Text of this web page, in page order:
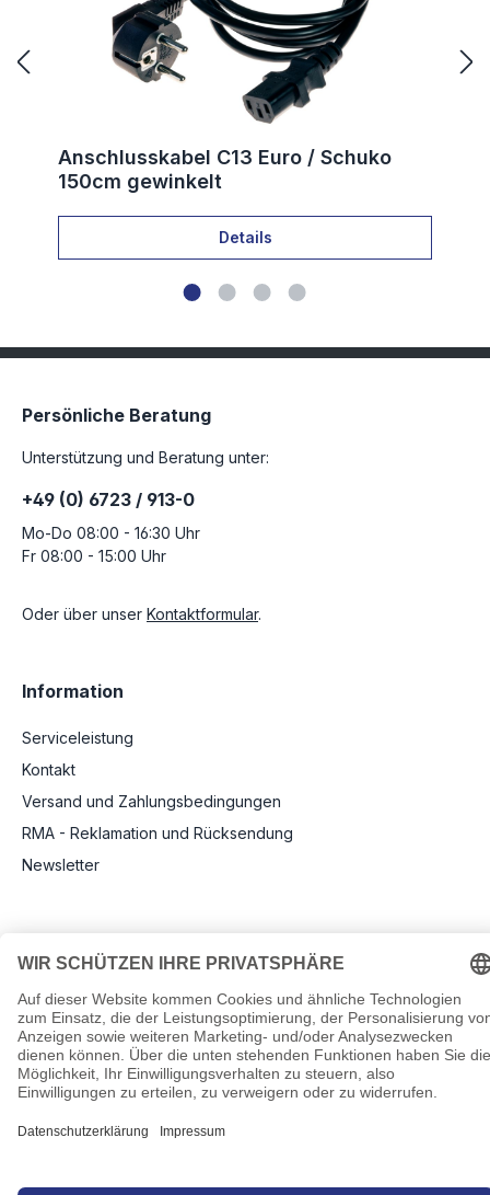
Anschlusskabel C13 Euro / Schuko
150cm gewinkelt
Details
Persönliche Beratung
Unterstützung und Beratung unter:
+49 (0) 6723 / 913-0
Mo-Do 08:00 - 16:30 Uhr
Fr 08:00 - 15:00 Uhr
Oder über unser Kontaktformular.
Information
Serviceleistung
Kontakt
Versand und Zahlungsbedingungen
RMA - Reklamation und Rücksendung
Newsletter
Impressum
AGB
Datenschutz
Informationen zu Elektro- und Elektronikgeräten